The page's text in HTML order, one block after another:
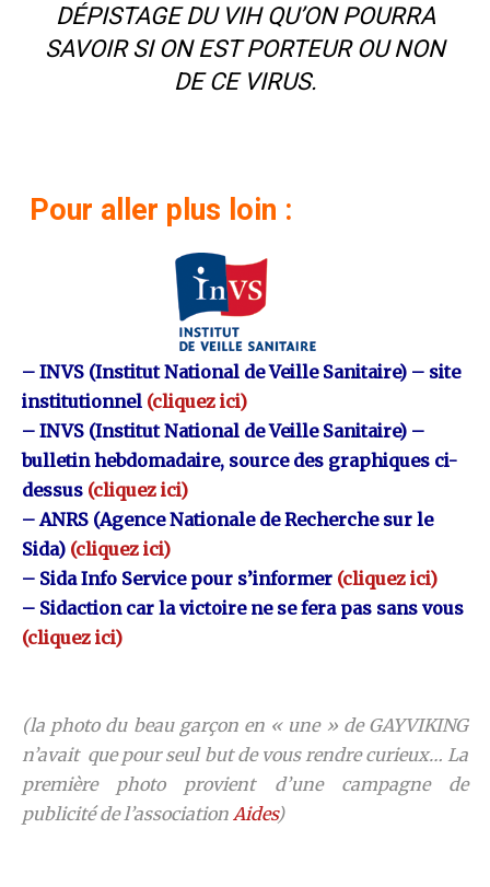
DÉPISTAGE DU VIH QU’ON POURRA
SAVOIR SI ON EST PORTEUR OU NON
DE CE VIRUS.
Pour aller plus loin :
– INVS (Institut National de Veille Sanitaire) – site
institutionnel (cliquez ici)
– INVS (Institut National de Veille Sanitaire) –
bulletin hebdomadaire, source des graphiques ci-
dessus (cliquez ici)
– ANRS (Agence Nationale de Recherche sur le
Sida) (cliquez ici)
– Sida Info Service pour s’informer (cliquez ici)
– Sidaction car la victoire ne se fera pas sans vous
(cliquez ici)
(la photo du beau garçon en « une » de GAYVIKING
n’avait que pour seul but de vous rendre curieux… La
première photo provient d’une campagne de
publicité de l’association Aides)